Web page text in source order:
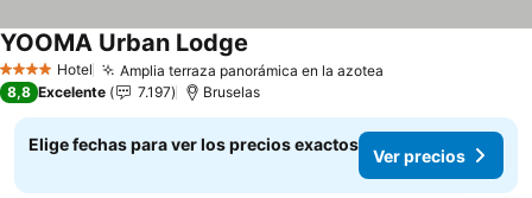
4 EstrellasHotel Amplia terraza panorámica en la azotea
YOOMA Urban Lodge
8,8 Excelente 7.197 Bruselas
Elige fechas para ver los precios exactos
Ver precios